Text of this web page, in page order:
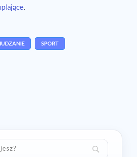
.
SPORT